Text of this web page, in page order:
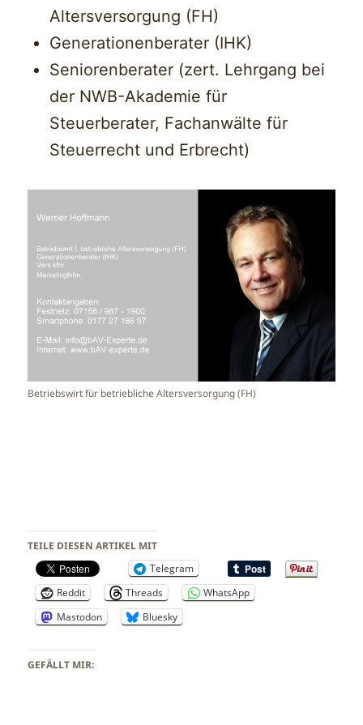
Altersversorgung (FH)
Generationenberater (IHK)
Seniorenberater (zert. Lehrgang bei
der NWB-Akademie für
Steuerberater, Fachanwälte für
Steuerrecht und Erbrecht)
Betriebswirt für betriebliche Altersversorgung (FH)
TEILE DIESEN ARTIKEL MIT
Telegram
Reddit
Threads
WhatsApp
Mastodon
Bluesky
GEFÄLLT MIR: